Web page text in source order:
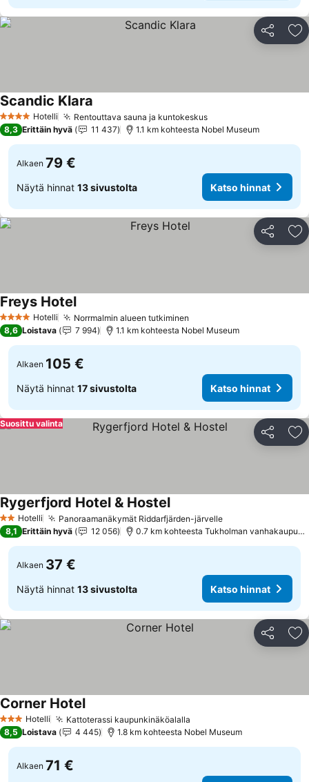
Jaa
4 Tähtiluokitus
Hotelli Rentouttava sauna ja kuntokeskus
Scandic Klara
8,3 Erittäin hyvä 11 437 1.1 km kohteesta Nobel Museum
Alkaen 79 €
Näytä hinnat 13 sivustolta Katso hinnat
Jaa
4 Tähtiluokitus
Hotelli Norrmalmin alueen tutkiminen
Freys Hotel
8,6 Loistava 7 994 1.1 km kohteesta Nobel Museum
Alkaen 105 €
Näytä hinnat 17 sivustolta Katso hinnat
Jaa
Suosittu valinta
2 Tähtiluokitus
Hotelli Panoraamanäkymät Riddarfjärden-järvelle
Rygerfjord Hotel & Hostel
8,1 Erittäin hyvä 12 056 0.7 km kohteesta Tukholman vanhakaupunki
Alkaen 37 €
Näytä hinnat 13 sivustolta Katso hinnat
Jaa
3 Tähtiluokitus
Hotelli Kattoterassi kaupunkinäköalalla
Corner Hotel
8,5 Loistava 4 445 1.8 km kohteesta Nobel Museum
Alkaen 71 €